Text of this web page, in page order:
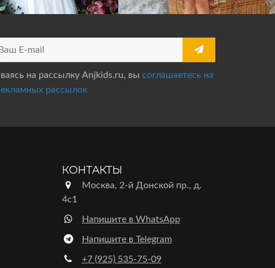
на рассылку Anjkids.ru, вы соглашаетесь на
рассылок
КОНТАКТЫ
Москва, 2-й Донской пр., д.
4с1
Напишите в WhatsApp
Напишите в Telegram
+7 (925) 535-75-09